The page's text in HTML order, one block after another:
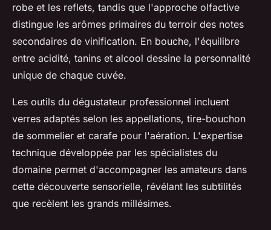
robe et les reflets, tandis que l'approche olfactive
distingue les arômes primaires du terroir des notes
secondaires de vinification. En bouche, l'équilibre
entre acidité, tanins et alcool dessine la personnalité
unique de chaque cuvée.
Les outils du dégustateur professionnel incluent
verres adaptés selon les appellations, tire-bouchon
de sommelier et carafe pour l'aération. L'expertise
technique développée par les spécialistes du
domaine permet d'accompagner les amateurs dans
cette découverte sensorielle, révélant les subtilités
que recèlent les grands millésimes.